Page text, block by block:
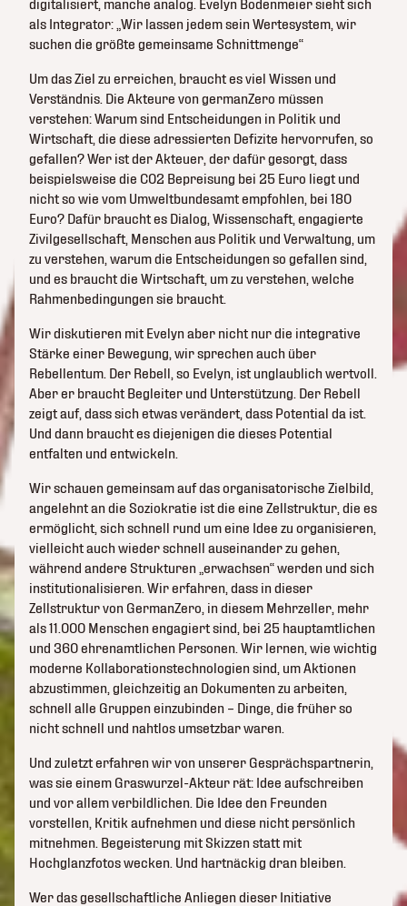
digitalisiert, manche analog. Evelyn Bodenmeier sieht sich
als Integrator: „Wir lassen jedem sein Wertesystem, wir
suchen die größte gemeinsame Schnittmenge“
Um das Ziel zu erreichen, braucht es viel Wissen und
Verständnis. Die Akteure von germanZero müssen
verstehen: Warum sind Entscheidungen in Politik und
Wirtschaft, die diese adressierten Defizite hervorrufen, so
gefallen? Wer ist der Akteuer, der dafür gesorgt, dass
beispielsweise die CO2 Bepreisung bei 25 Euro liegt und
nicht so wie vom Umweltbundesamt empfohlen, bei 180
Euro? Dafür braucht es Dialog, Wissenschaft, engagierte
Zivilgesellschaft, Menschen aus Politik und Verwaltung, um
zu verstehen, warum die Entscheidungen so gefallen sind,
und es braucht die Wirtschaft, um zu verstehen, welche
Rahmenbedingungen sie braucht.
Wir diskutieren mit Evelyn aber nicht nur die integrative
Stärke einer Bewegung, wir sprechen auch über
Rebellentum. Der Rebell, so Evelyn, ist unglaublich wertvoll.
Aber er braucht Begleiter und Unterstützung. Der Rebell
zeigt auf, dass sich etwas verändert, dass Potential da ist.
Und dann braucht es diejenigen die dieses Potential
entfalten und entwickeln.
Wir schauen gemeinsam auf das organisatorische Zielbild,
angelehnt an die Soziokratie ist die eine Zellstruktur, die es
ermöglicht, sich schnell rund um eine Idee zu organisieren,
vielleicht auch wieder schnell auseinander zu gehen,
während andere Strukturen „erwachsen“ werden und sich
institutionalisieren. Wir erfahren, dass in dieser
Zellstruktur von GermanZero, in diesem Mehrzeller, mehr
als 11.000 Menschen engagiert sind, bei 25 hauptamtlichen
und 360 ehrenamtlichen Personen. Wir lernen, wie wichtig
moderne Kollaborationstechnologien sind, um Aktionen
abzustimmen, gleichzeitig an Dokumenten zu arbeiten,
schnell alle Gruppen einzubinden – Dinge, die früher so
nicht schnell und nahtlos umsetzbar waren.
Und zuletzt erfahren wir von unserer Gesprächspartnerin,
was sie einem Graswurzel-Akteur rät: Idee aufschreiben
und vor allem verbildlichen. Die Idee den Freunden
vorstellen, Kritik aufnehmen und diese nicht persönlich
mitnehmen. Begeisterung mit Skizzen statt mit
Hochglanzfotos wecken. Und hartnäckig dran bleiben.
Wer das gesellschaftliche Anliegen dieser Initiative